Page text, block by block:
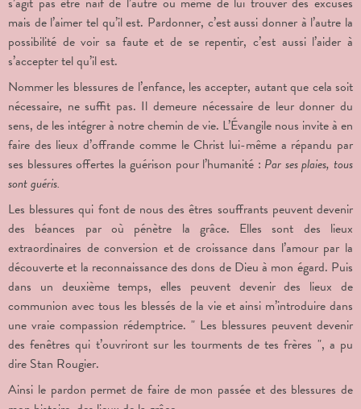
mais de l’aimer tel qu’il est. Pardonner, c’est aussi donner à l’autre la
possibilité de voir sa faute et de se repentir, c’est aussi l’aider à
s’accepter tel qu’il est.
Nommer les blessures de l’enfance, les accepter, autant que cela soit
nécessaire, ne suffit pas. Il demeure nécessaire de leur donner du
sens, de les intégrer à notre chemin de vie. L’Évangile nous invite à en
faire des lieux d’offrande comme le Christ lui-même a répandu par
ses blessures offertes la guérison pour l’humanité : Par ses plaies, tous
sont guéris.
Les blessures qui font de nous des êtres souffrants peuvent devenir
des béances par où pénètre la grâce. Elles sont des lieux
extraordinaires de conversion et de croissance dans l’amour par la
découverte et la reconnaissance des dons de Dieu à mon égard. Puis
dans un deuxième temps, elles peuvent devenir des lieux de
communion avec tous les blessés de la vie et ainsi m’introduire dans
une vraie compassion rédemptrice. " Les blessures peuvent devenir
des fenêtres qui t’ouvriront sur les tourments de tes frères ", a pu
dire Stan Rougier.
Ainsi le pardon permet de faire de mon passée et des blessures de